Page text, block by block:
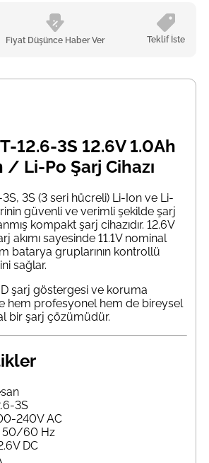
Fiyat Düşünce Haber Ver Teklif İste
12.6-3S 12.6V 1.0Ah
/ Li-Po Şarj Cihazı
3S (3 seri hücreli) Li-Ion ve Li-
güvenli ve verimli şekilde şarj
kompakt şarj cihazıdır. 12.6V
akımı sayesinde 11.1V nominal
batarya gruplarının kontrollü
sağlar.
şarj göstergesi ve koruma
hem profesyonel hem de bireysel
bir şarj çözümüdür.
3S
240V AC
50/60 Hz
DC